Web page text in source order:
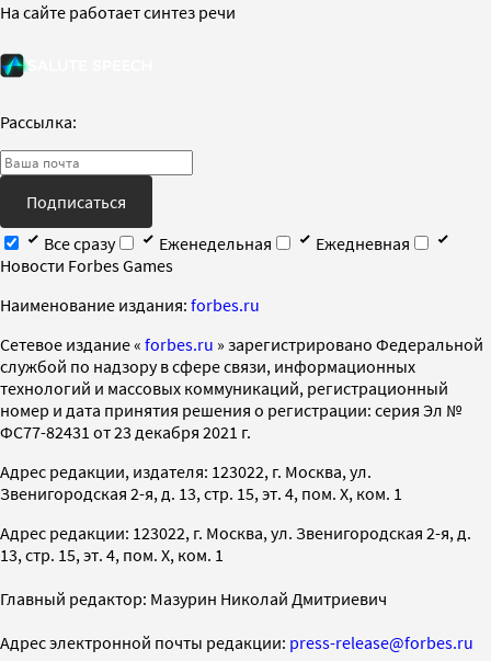
На сайте работает синтез речи
Рассылка:
Подписаться
Все сразу
Еженедельная
Ежедневная
Новости Forbes Games
Наименование издания: forbes.ru
Cетевое издание « forbes.ru » зарегистрировано Федеральной
службой по надзору в сфере связи, информационных
технологий и массовых коммуникаций, регистрационный
номер и дата принятия решения о регистрации: серия Эл №
ФС77-82431 от 23 декабря 2021 г.
Адрес редакции, издателя: 123022, г. Москва, ул.
Звенигородская 2-я, д. 13, стр. 15, эт. 4, пом. X, ком. 1
Адрес редакции: 123022, г. Москва, ул. Звенигородская 2-я, д.
13, стр. 15, эт. 4, пом. X, ком. 1
Главный редактор: Мазурин Николай Дмитриевич
Адрес электронной почты редакции: press-release@forbes.ru